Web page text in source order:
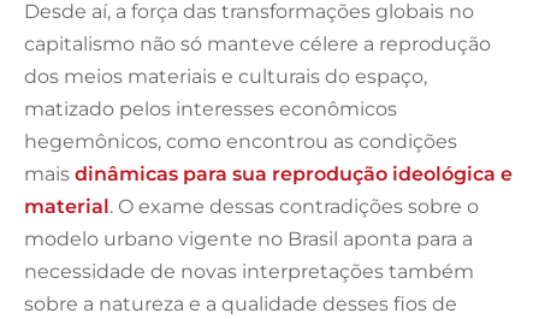
Desde aí, a força das transformações globais no
capitalismo não só manteve célere a reprodução
dos meios materiais e culturais do espaço,
matizado pelos interesses econômicos
hegemônicos, como encontrou as condições
mais dinâmicas para sua reprodução ideológica e
material. O exame dessas contradições sobre o
modelo urbano vigente no Brasil aponta para a
necessidade de novas interpretações também
sobre a natureza e a qualidade desses fios de